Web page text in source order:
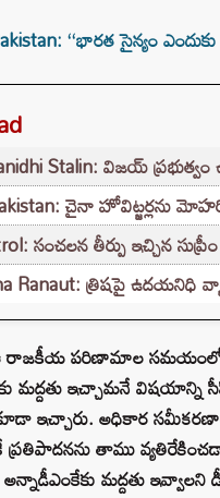
‘‘భారత సైన్యం
Stalin: విజయ్
చైనా హోవిట్జర్లను
సంచలన తీర్పు ఇచ్చిన
Ranaut: త్రిషపై ఉదయనిధి
పరిణామాల సమయంలో
మద్దతు ఇచ్చామనే
ఇచ్చారు. అధికార
తాము
మద్దతు